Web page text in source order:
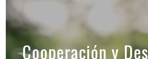
Cooperación y